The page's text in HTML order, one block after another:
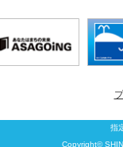
指
Copyright©